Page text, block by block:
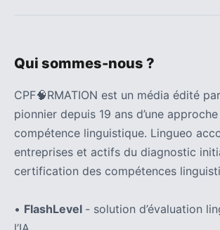
Qui sommes-nous ?
CPF🧠RMATION est un média édité par
pionnier depuis 19 ans d’une
compétence linguistique. Lingueo
entreprises et actifs du diagnostic
certification des compétences
• FlashLevel - solution d’évaluation